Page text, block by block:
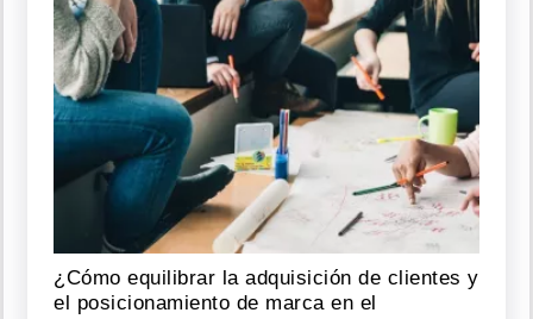
¿Cómo equilibrar la adquisición de clientes y
el posicionamiento de marca en el